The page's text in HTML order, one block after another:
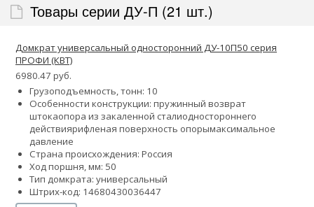
Товары серии ДУ-П (21 шт.)
Домкрат универсальный односторонний ДУ-10П50 серия
ПРОФИ (КВТ)
6980.47 руб.
Грузоподъемность, тонн: 10
Особенности конструкции: пружинный возврат
штокаопора из закаленной сталиодностороннего
действиярифленая поверхность опорымаксимальное
давление
Страна происхождения: Россия
Ход поршня, мм: 50
Тип домкрата: универсальный
Штрих-код: 14680430036447